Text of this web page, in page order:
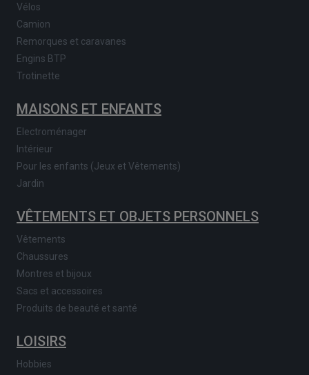
Vélos
Camion
Remorques et caravanes
Engins BTP
Trotinette
MAISONS ET ENFANTS
Electroménager
Intérieur
Pour les enfants (Jeux et Vêtements)
Jardin
VÊTEMENTS ET OBJETS PERSONNELS
Vêtements
Chaussures
Montres et bijoux
Sacs et accessoires
Produits de beauté et santé
LOISIRS
Hobbies